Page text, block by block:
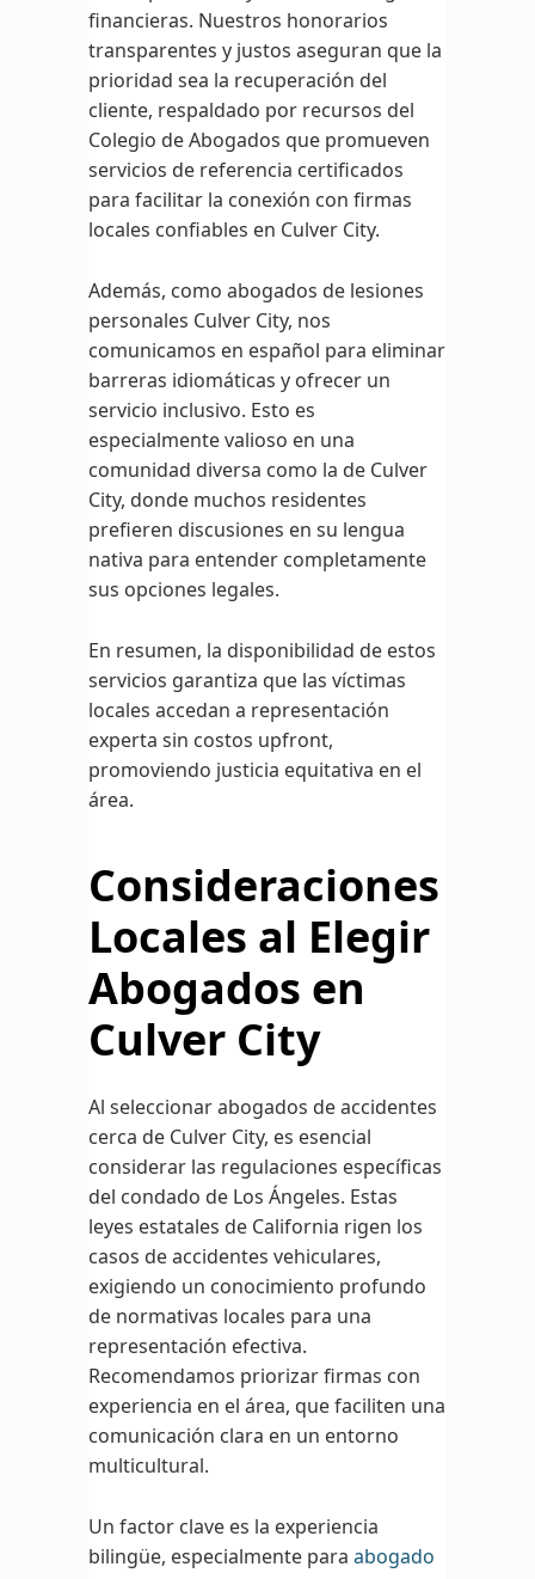
financieras. Nuestros honorarios
transparentes y justos aseguran que la
prioridad sea la recuperación del
cliente, respaldado por recursos del
Colegio de Abogados que promueven
servicios de referencia certificados
para facilitar la conexión con firmas
locales confiables en Culver City.
Además, como abogados de lesiones
personales Culver City, nos
comunicamos en español para eliminar
barreras idiomáticas y ofrecer un
servicio inclusivo. Esto es
especialmente valioso en una
comunidad diversa como la de Culver
City, donde muchos residentes
prefieren discusiones en su lengua
nativa para entender completamente
sus opciones legales.
En resumen, la disponibilidad de estos
servicios garantiza que las víctimas
locales accedan a representación
experta sin costos upfront,
promoviendo justicia equitativa en el
área.
Consideraciones
Locales al Elegir
Abogados en
Culver City
Al seleccionar abogados de accidentes
cerca de Culver City, es esencial
considerar las regulaciones específicas
del condado de Los Ángeles. Estas
leyes estatales de California rigen los
casos de accidentes vehiculares,
exigiendo un conocimiento profundo
de normativas locales para una
representación efectiva.
Recomendamos priorizar firmas con
experiencia en el área, que faciliten una
comunicación clara en un entorno
multicultural.
Un factor clave es la experiencia
bilingüe, especialmente para abogado